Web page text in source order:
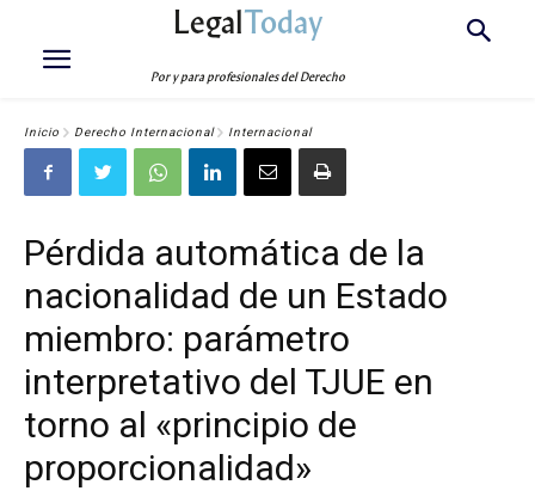
LegalToday
Por y para profesionales del Derecho
Inicio Derecho Internacional Internacional
Pérdida automática de la
nacionalidad de un Estado
miembro: parámetro
interpretativo del TJUE en
torno al «principio de
proporcionalidad»